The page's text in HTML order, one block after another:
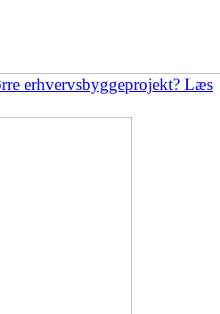
erhvervsbyggeprojekt? Læs